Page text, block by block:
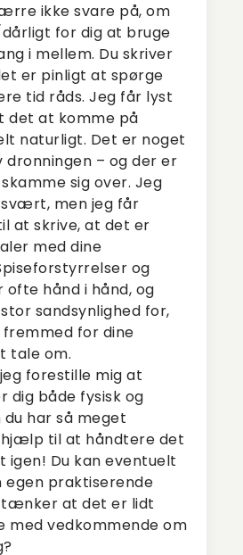
ikke svare på, om
for dig at bruge
i mellem. Du skriver
er pinligt at spørge
tid råds. Jeg får lyst
det at komme på
naturligt. Det er noget
dronningen – og der er
sig over. Jeg
men jeg får
at skrive, at det er
med dine
og
ofte hånd i hånd, og
sandsynlighed for,
for dine
tale om.
forestille mig at
dig både fysisk og
har så meget
til at håndtere det
igen! Du kan eventuelt
egen praktiserende
tænker at det er lidt
med vedkommende om